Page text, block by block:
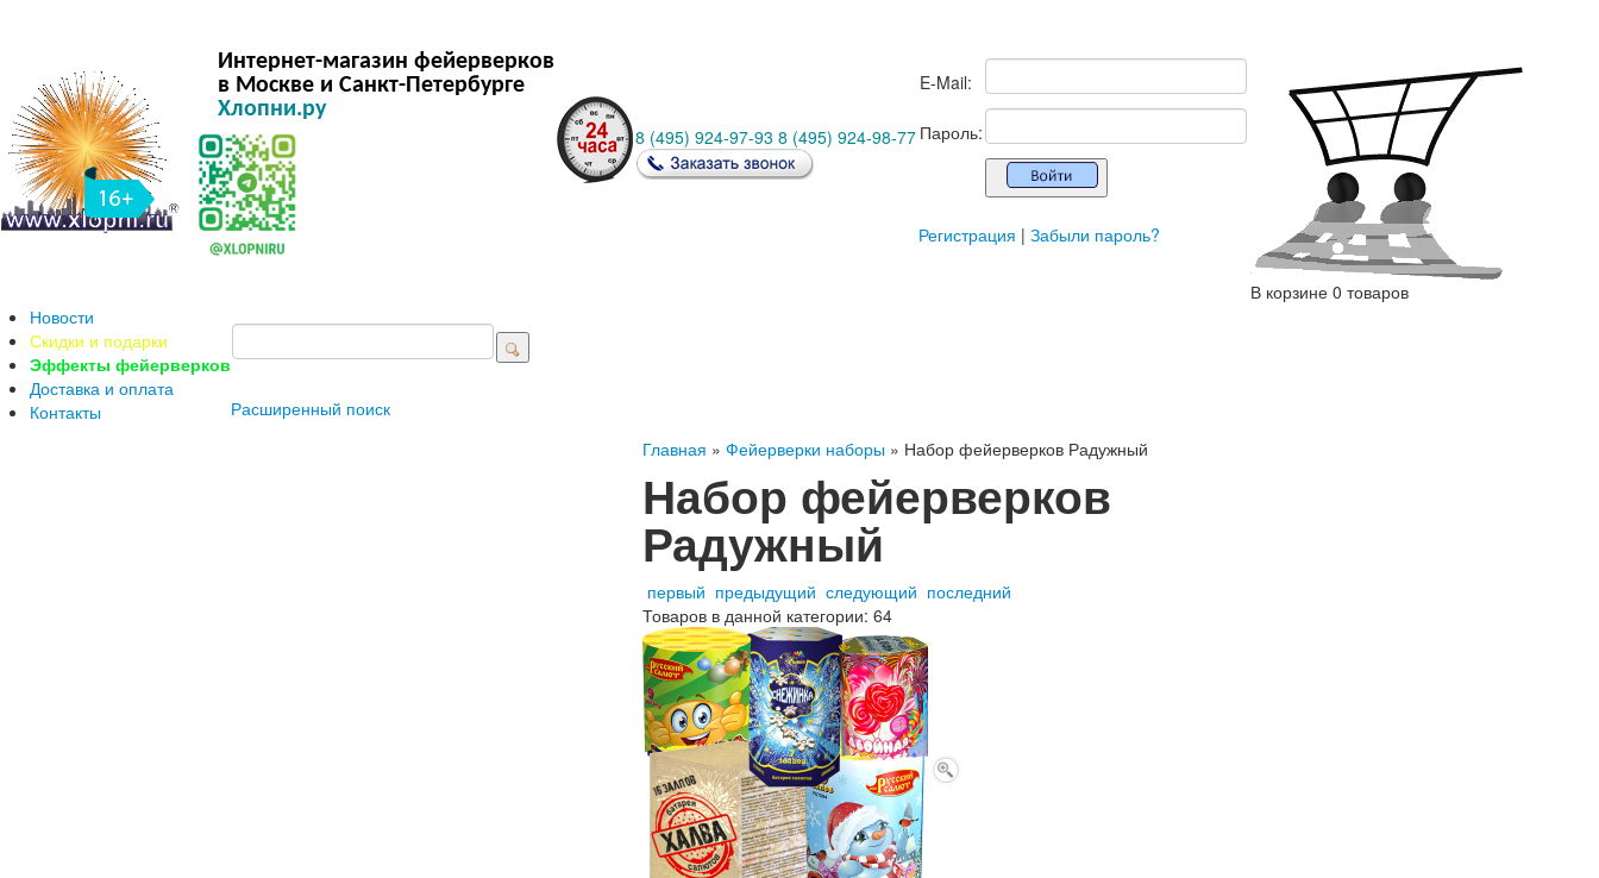
Интернет-магазин фейерверков
в Москве и Санкт-Петербурге
Хлопни.ру
8 (495) 924-97-93 8 (495) 924-98-77
E-Mail:
Пароль:
Регистрация | Забыли пароль?
В корзине 0 товаров
Новости
Скидки и подарки
Эффекты фейерверков
Доставка и оплата
Контакты
Расширенный поиск
Главная » Фейерверки наборы » Набор фейерверков Радужный
Набор фейерверков
Радужный
первый предыдущий следующий последний
Товаров в данной категории: 64